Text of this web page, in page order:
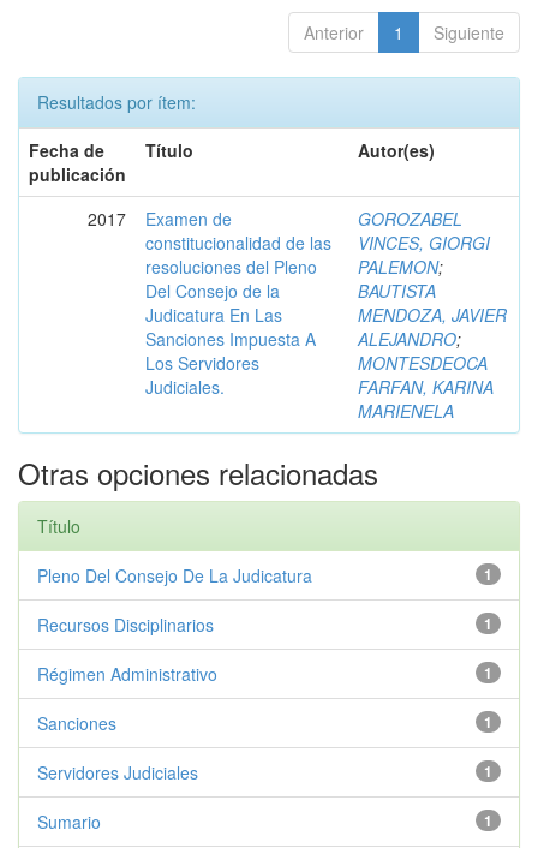
Anterior 1 Siguiente
Resultados por ítem:
Fecha de
publicación
Título Autor(es)
2017
Examen de
constitucionalidad de las
resoluciones del Pleno
Del Consejo de la
Judicatura En Las
Sanciones Impuesta A
Los Servidores
Judiciales.
GOROZABEL
VINCES, GIORGI
PALEMON;
BAUTISTA
MENDOZA, JAVIER
ALEJANDRO;
MONTESDEOCA
FARFAN, KARINA
MARIENELA
Otras opciones relacionadas
Título
1
Pleno Del Consejo De La Judicatura
1
Recursos Disciplinarios
1
Régimen Administrativo
1
Sanciones
1
Servidores Judiciales
1
Sumario